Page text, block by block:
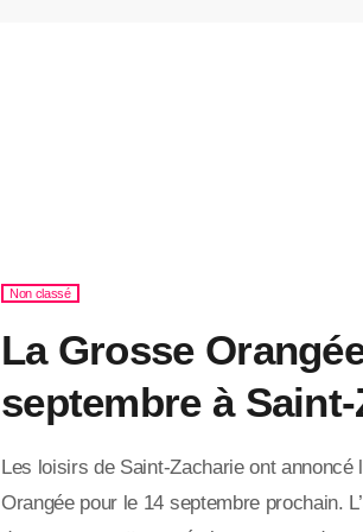
Non classé
La Grosse
septembre à
Les loisirs de Saint-Zacharie ont
Orangée pour le 14 septembre prochain.